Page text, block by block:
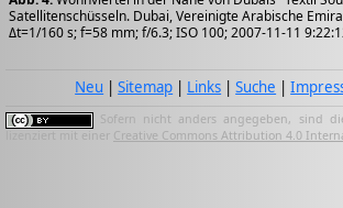
Satellitenschüsseln. Dubai, Vereinigte Arabische
Δt=1/160 s; f=58 mm; f/6.3; ISO 100; 2007-11-11
Neu |Sitemap | Links |Suche |
Sofern nicht anders angegeben, sind
lizenziert mit einer Creative Commons Attribution 4.0